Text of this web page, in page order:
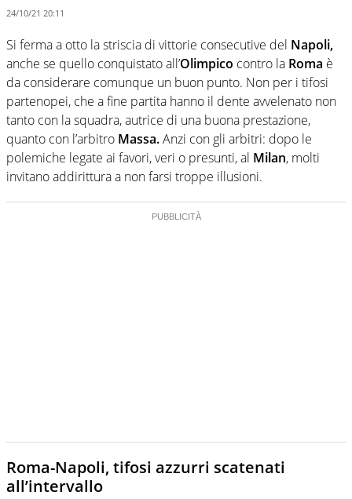
24/10/21 20:11
Si ferma a otto la striscia di vittorie consecutive del Napoli,
anche se quello conquistato all’Olimpico contro la Roma è
da considerare comunque un buon punto. Non per i tifosi
partenopei, che a fine partita hanno il dente avvelenato non
tanto con la squadra, autrice di una buona prestazione,
quanto con l’arbitro Massa.Anzi con gli arbitri: dopo le
polemiche legate ai favori, veri o presunti, al Milan, molti
invitano addirittura a non farsi troppe illusioni.
Roma-Napoli, tifosi azzurri scatenati
all’intervallo